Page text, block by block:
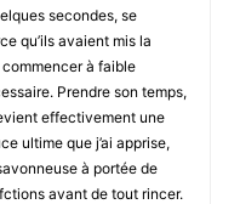
secondes, se
qu’ils avaient mis la
à faible
Prendre son temps,
effectivement une
ultime que j’ai apprise,
à portée de
avant de tout rincer.